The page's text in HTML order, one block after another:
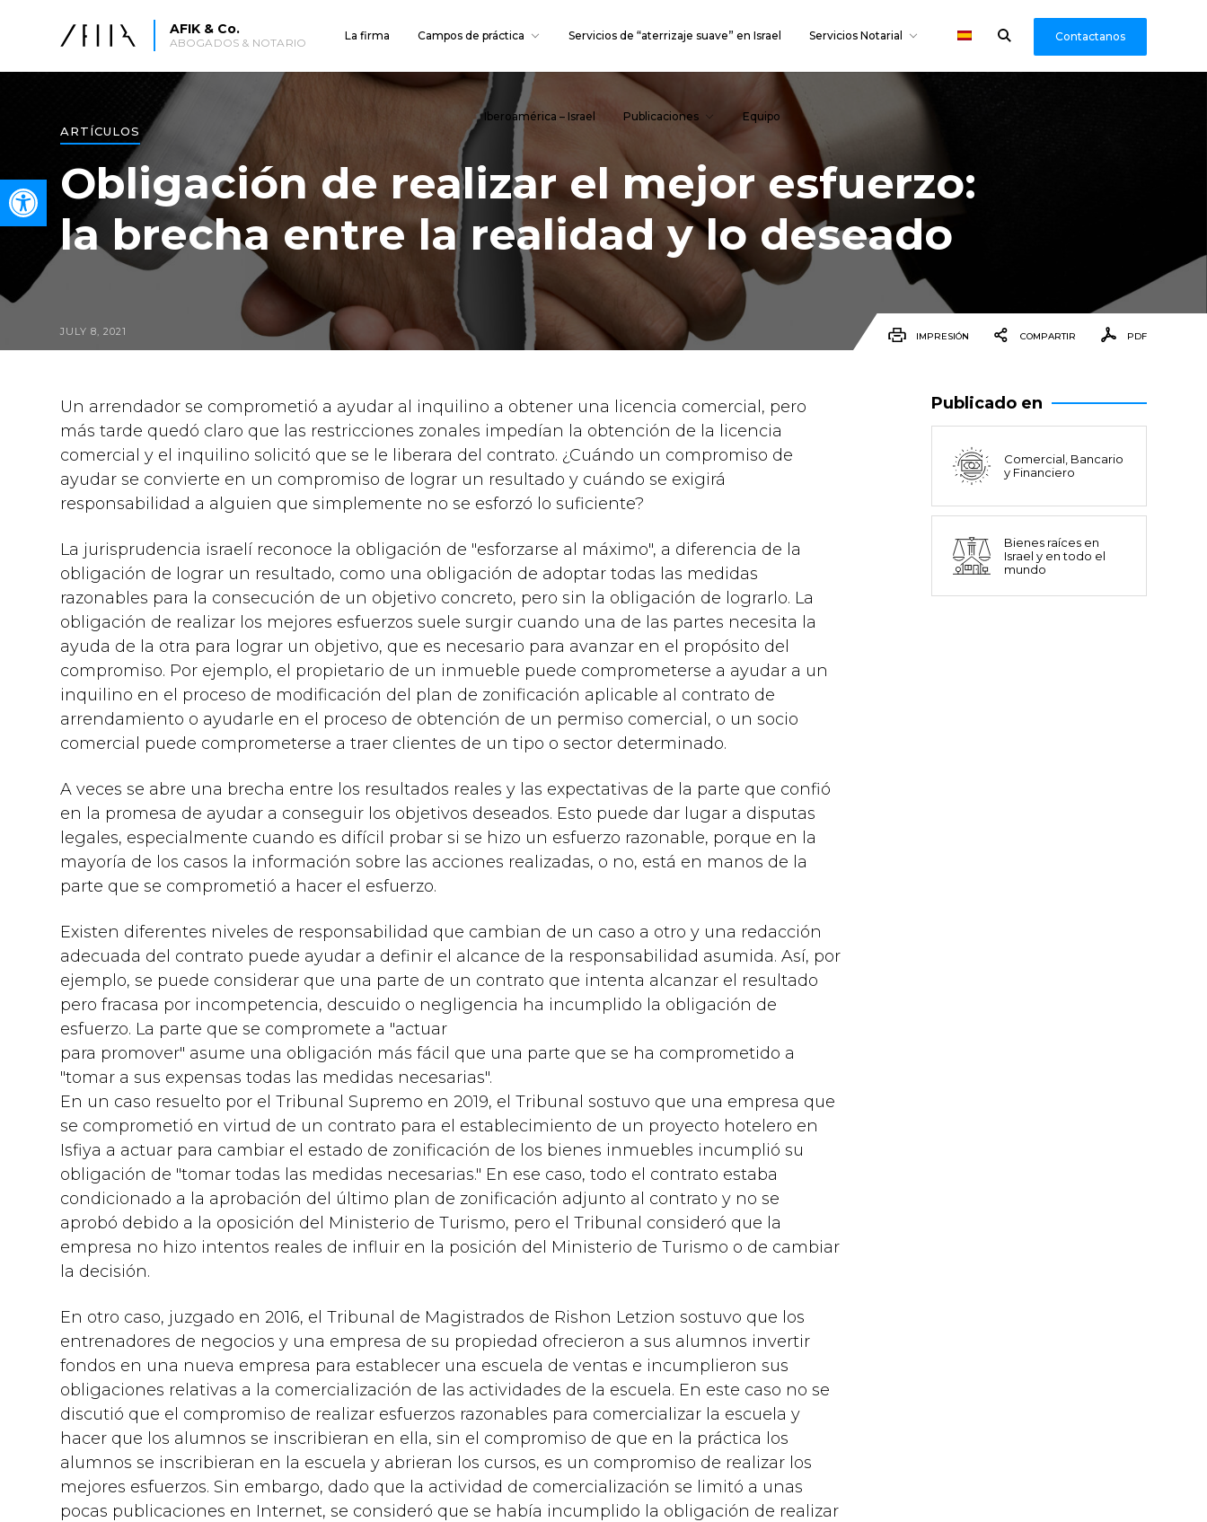
Open toolbar
AFIK & Co.
ABOGADOS & NOTARIO
La firma Campos de práctica Servicios de “aterrizaje suave” en Israel Servicios Notarial
Iberoamérica – Israel Publicaciones Equipo
Contactanos
ARTÍCULOS
Obligación de realizar el mejor esfuerzo:
la brecha entre la realidad y lo deseado
JULY 8, 2021 IMPRESIÓN COMPARTIR PDF
Un arrendador se comprometió a ayudar al inquilino a obtener una licencia comercial, pero
más tarde quedó claro que las restricciones zonales impedían la obtención de la licencia
comercial y el inquilino solicitó que se le liberara del contrato. ¿Cuándo un compromiso de
ayudar se convierte en un compromiso de lograr un resultado y cuándo se exigirá
responsabilidad a alguien que simplemente no se esforzó lo suficiente?
La jurisprudencia israelí reconoce la obligación de "esforzarse al máximo", a diferencia de la
obligación de lograr un resultado, como una obligación de adoptar todas las medidas
razonables para la consecución de un objetivo concreto, pero sin la obligación de lograrlo. La
obligación de realizar los mejores esfuerzos suele surgir cuando una de las partes necesita la
ayuda de la otra para lograr un objetivo, que es necesario para avanzar en el propósito del
compromiso. Por ejemplo, el propietario de un inmueble puede comprometerse a ayudar a un
inquilino en el proceso de modificación del plan de zonificación aplicable al contrato de
arrendamiento o ayudarle en el proceso de obtención de un permiso comercial, o un socio
comercial puede comprometerse a traer clientes de un tipo o sector determinado.
A veces se abre una brecha entre los resultados reales y las expectativas de la parte que confió
en la promesa de ayudar a conseguir los objetivos deseados. Esto puede dar lugar a disputas
legales, especialmente cuando es difícil probar si se hizo un esfuerzo razonable, porque en la
mayoría de los casos la información sobre las acciones realizadas, o no, está en manos de la
parte que se comprometió a hacer el esfuerzo.
Existen diferentes niveles de responsabilidad que cambian de un caso a otro y una redacción
adecuada del contrato puede ayudar a definir el alcance de la responsabilidad asumida. Así, por
ejemplo, se puede considerar que una parte de un contrato que intenta alcanzar el resultado
pero fracasa por incompetencia, descuido o negligencia ha incumplido la obligación de
esfuerzo. La parte que se compromete a "actuar
para promover" asume una obligación más fácil que una parte que se ha comprometido a
"tomar a sus expensas todas las medidas necesarias".
En un caso resuelto por el Tribunal Supremo en 2019, el Tribunal sostuvo que una empresa que
se comprometió en virtud de un contrato para el establecimiento de un proyecto hotelero en
Isfiya a actuar para cambiar el estado de zonificación de los bienes inmuebles incumplió su
obligación de "tomar todas las medidas necesarias." En ese caso, todo el contrato estaba
condicionado a la aprobación del último plan de zonificación adjunto al contrato y no se
aprobó debido a la oposición del Ministerio de Turismo, pero el Tribunal consideró que la
empresa no hizo intentos reales de influir en la posición del Ministerio de Turismo o de cambiar
la decisión.
En otro caso, juzgado en 2016, el Tribunal de Magistrados de Rishon Letzion sostuvo que los
entrenadores de negocios y una empresa de su propiedad ofrecieron a sus alumnos invertir
fondos en una nueva empresa para establecer una escuela de ventas e incumplieron sus
obligaciones relativas a la comercialización de las actividades de la escuela. En este caso no se
discutió que el compromiso de realizar esfuerzos razonables para comercializar la escuela y
hacer que los alumnos se inscribieran en ella, sin el compromiso de que en la práctica los
alumnos se inscribieran en la escuela y abrieran los cursos, es un compromiso de realizar los
mejores esfuerzos. Sin embargo, dado que la actividad de comercialización se limitó a unas
pocas publicaciones en Internet, se consideró que se había incumplido la obligación de realizar
Publicado en
Comercial, Bancario
y Financiero
Bienes raíces en
Israel y en todo el
mundo